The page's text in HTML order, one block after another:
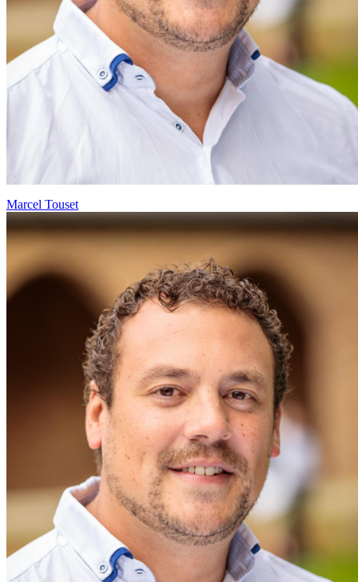
Marcel Touset